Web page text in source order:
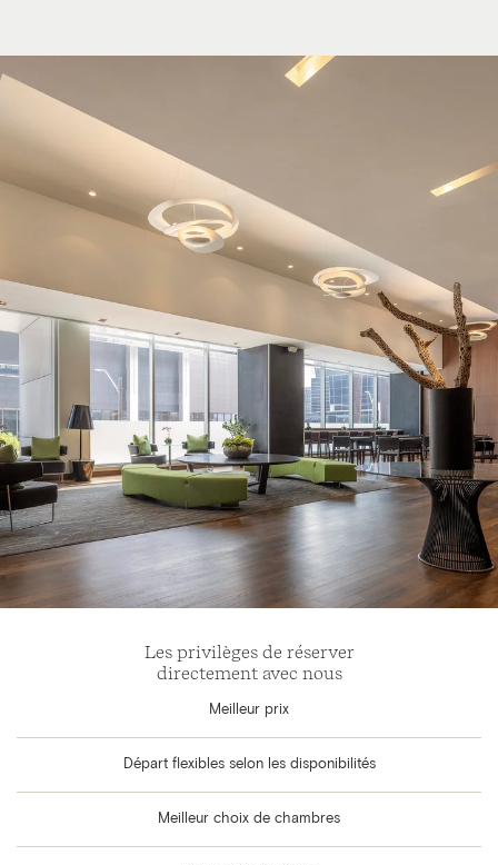
Les privilèges de réserver
directement avec nous
Meilleur prix
Départ flexibles selon les disponibilités
Meilleur choix de chambres